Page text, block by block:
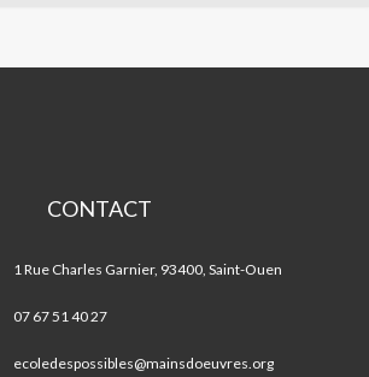
CONTACT
1 Rue Charles Garnier, 93400, Saint-Ouen
07 67 51 40 27
ecoledespossibles@mainsdoeuvres.org